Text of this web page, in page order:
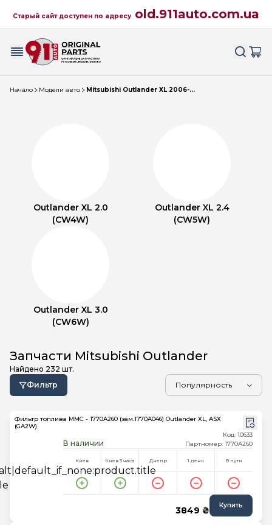
Старый сайт доступен по адресу old.911auto.com.ua
Начало Модели авто Mitsubishi Outlander XL 2006-...
Outlander XL 2.0
(CW4W)
Outlander XL 2.4
(CW5W)
Outlander XL 3.0
(CW6W)
Запчасти Mitsubishi Outlander
Найдено 232 шт.
Фильтр
Фильтр топлива MMC - 1770A260 (зам.1770A046) Outlander XL, ASX
(GA2W)
В наличии
Код: 10633
Партномер: 1770A260
Киев Киев 3 часа Днепр 1 день В пути
3849 ₴ Купить